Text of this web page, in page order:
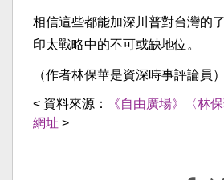
相信這些都能加深川普對台灣的
印太戰略中的不可或缺地位。
（作者林保華是資深時事評論員）
< 資料來源： 《自由廣場》〈林保
網址 >